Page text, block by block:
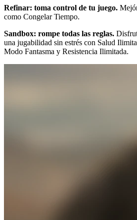
Refinar: toma control de tu juego.
como Congelar Tiempo.
Sandbox: rompe todas las reglas.
una jugabilidad sin estrés con Salud
Modo Fantasma y Resistencia Ilimitada.